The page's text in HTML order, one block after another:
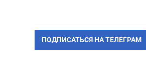
ПОДПИСАТЬСЯ НА ТЕЛЕГРАМ